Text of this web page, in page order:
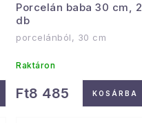
Porcelán baba 30 cm, 2
db
porcelánból, 30 cm
Raktáron
Ft8 485 KOSÁRBA